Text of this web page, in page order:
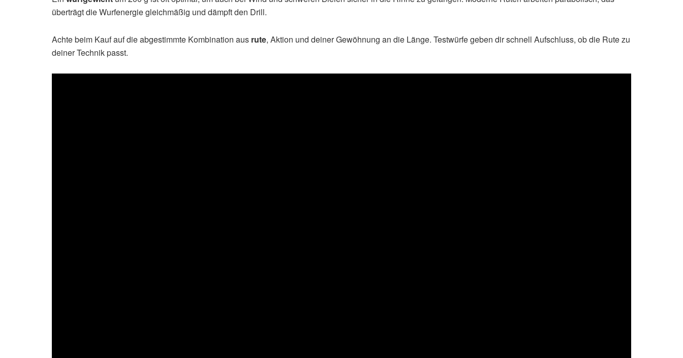
überträgt die Wurfenergie gleichmäßig und dämpft den Drill.
Achte beim Kauf auf die abgestimmte Kombination aus rute, Aktion und deiner Gewöhnung an die Länge. Testwürfe geben dir schnell Aufschluss, ob die Rute zu
deiner Technik passt.